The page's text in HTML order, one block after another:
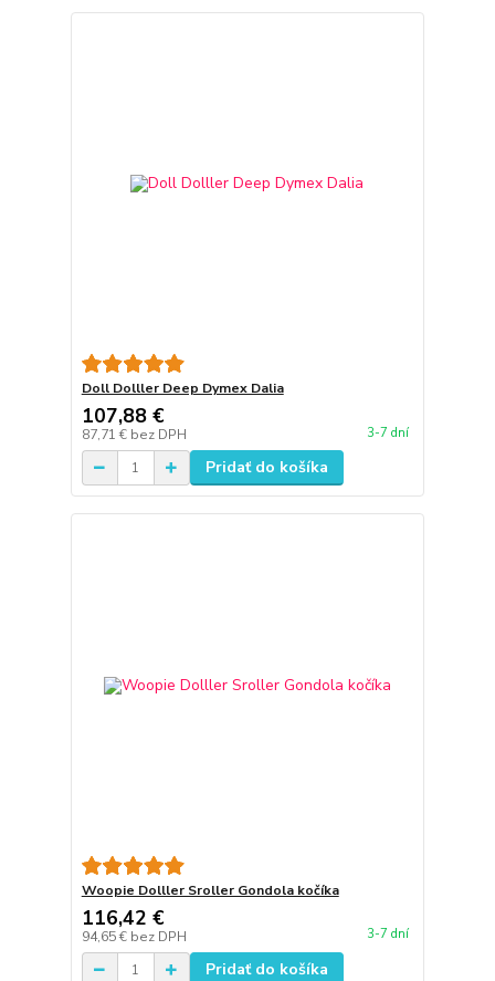
Doll Dolller Deep Dymex Dalia
107,88 €
87,71 € bez DPH 3-7 dní
Pridať do košíka
Woopie Dolller Sroller Gondola kočíka
116,42 €
94,65 € bez DPH 3-7 dní
Pridať do košíka